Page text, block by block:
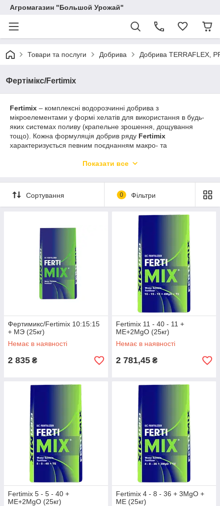
Агромагазин "Большой Урожай"
Товари та послуги Добрива Добрива TERRAFLEX,
Фертімікс/Fertimix
Fertimix – комплексні водорозчинні добрива з
мікроелементами у формі хелатів для використання в будь-
яких системах поливу (крапельне зрошення, дощування
тощо). Кожна формуляція добрив ряду Fertimix
характеризується певним поєднанням макро- та
збалансовані формули для всіх стадій росту та
розвитку рослин;
не містить Cl, Na, інші шкідливі елементи рослин;
сумісні з пестицидами та агрохімікатами (за винятком
кальцій містять);
швидка та 100% розчинність;
збалансований вміст макро- та мікроелементів;
наявність магнію (MgO) у складі добрива поліпшення
фотосинтезу рослин;
мікроелементи у добривах хелатовані EDTA;
не злежується, добре зберігається, зручні у
застосуванні.
Показати все
Сортування 0 Фільтри
Фертимикс/Fertimix 10:15:15
+ МЭ (25кг)
Немає в наявності
2 835 ₴
Fertimix 11 - 40 - 11 +
МЕ+2MgO (25кг)
Немає в наявності
2 781,45 ₴
Fertimix 5 - 5 - 40 +
МЕ+2MgO (25кг)
Fertimix 4 - 8 - 36 + 3MgO +
МЕ (25кг)